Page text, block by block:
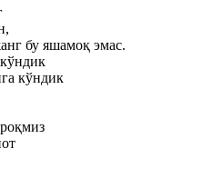
бу яшамоқ эмас.
кўндик